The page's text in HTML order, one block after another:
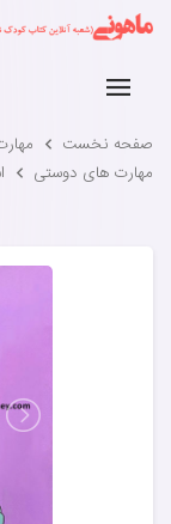
صفحه نخست
مهارت های دوستی